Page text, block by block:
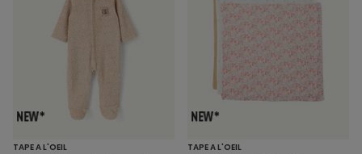
TAPE A L'OEIL TAPE A L'OEIL